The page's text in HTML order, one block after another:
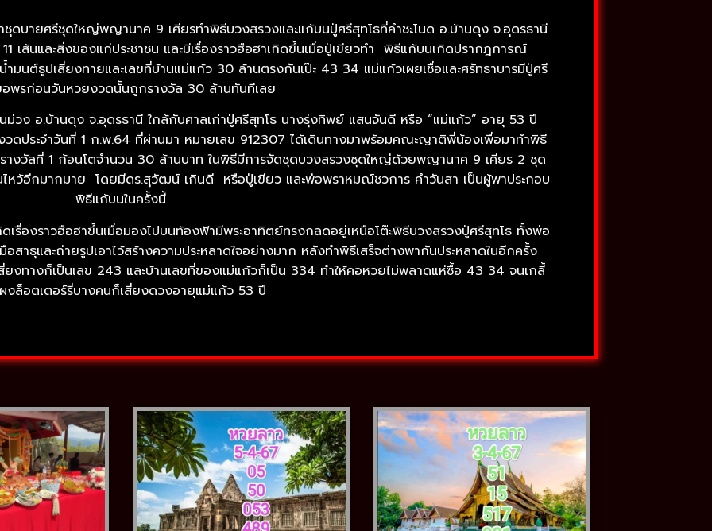
บายศรีชุดใหญ่พญานาค 9 เศียรทำพิธีบวงสรวงและแก้บนปู่ศรีสุทโธที่คำชะโนด อ.บ้านดุง จ.อุดรธานี
เส้นและสิ่งของแก่ประชาชน และมีเรื่องราวฮือฮาเกิดขึ้นเมื่อปู่เขียวทำ พิธีแก้บนเกิดปรากฎการณ์
นต์ธูปเสี่ยงทายและเลขที่บ้านแม่แก้ว 30 ล้านตรงกันเป๊ะ 43 34 แม่แก้วเผยเชื่อและศรัทธาบารมีปู่ศรี
อพรก่อนวันหวยงวดนั้นถูกรางวัล 30 ล้านทันทีเลย
ม่วง อ.บ้านดุง จ.อุดรธานี ใกล้กับศาลเก่าปู่ศรีสุทโธ นางรุ่งทิพย์ แสนจันดี หรือ “แม่แก้ว” อายุ 53 ปี
วดประจำวันที่ 1 ก.พ.64 ที่ผ่านมา หมายเลข 912307 ได้เดินทางมาพร้อมคณะญาติพี่น้องเพื่อมาทำพิธี
างวัลที่ 1 ก้อนโตจำนวน 30 ล้านบาท ในพิธีมีการจัดชุดบวงสรวงชุดใหญ่ด้วยพญานาค 9 เศียร 2 ชุด
นไหว้อีกมากมาย โดยมีดร.สุวัฒน์ เกินดี หรือปู่เขียว และพ่อพราหมณ์ชวการ คำวันสา เป็นผู้พาประกอบ
พิธีแก้บนในครั้งนี้
เรื่องราวฮือฮาขึ้นเมื่อมองไปบนท้องฟ้ามีพระอาทิตย์ทรงกลดอยู่เหนือโต๊ะพิธีบวงสรวงปู่ศรีสุทโธ ทั้งพ่อ
ธุและถ่ายรูปเอาไว้สร้างความประหลาดใจอย่างมาก หลังทำพิธีเสร็จต่างพากันประหลาดในอีกครั้ง
ยงทางก็เป็นเลข 243 และบ้านเลขที่ของแม่แก้วก็เป็น 334 ทำให้คอหวยไม่พลาดแห่ซื้อ 43 34 จนเกลี้
งล็อตเตอร์รี่บางคนก็เสี่ยงดวงอายุแม่แก้ว 53 ปี